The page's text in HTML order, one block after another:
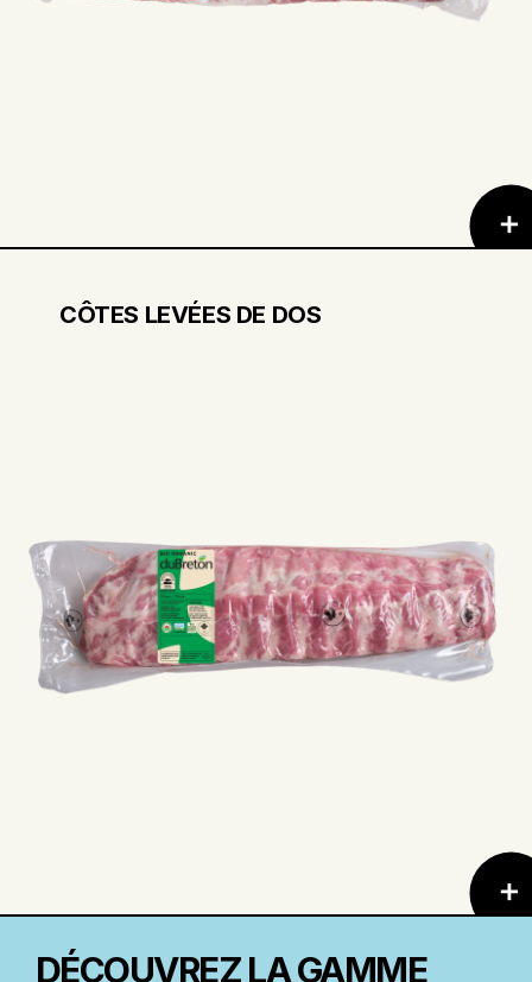
CÔTES LEVÉES DE DOS
DÉCOUVREZ LA GAMME